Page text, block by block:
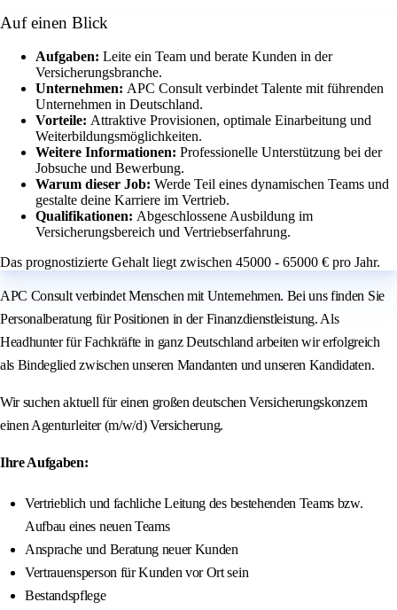
Auf einen Blick
Aufgaben: Leite ein Team und berate Kunden in der
Versicherungsbranche.
Unternehmen: APC Consult verbindet Talente mit führenden
Unternehmen in Deutschland.
Vorteile: Attraktive Provisionen, optimale Einarbeitung und
Weiterbildungsmöglichkeiten.
Weitere Informationen: Professionelle Unterstützung bei der
Jobsuche und Bewerbung.
Warum dieser Job: Werde Teil eines dynamischen Teams und
gestalte deine Karriere im Vertrieb.
Qualifikationen: Abgeschlossene Ausbildung im
Versicherungsbereich und Vertriebserfahrung.
Das prognostizierte Gehalt liegt zwischen 45000 - 65000 € pro Jahr.
APC Consult verbindet Menschen mit Unternehmen. Bei uns finden Sie
Personalberatung für Positionen in der Finanzdienstleistung. Als
Headhunter für Fachkräfte in ganz Deutschland arbeiten wir erfolgreich
als Bindeglied zwischen unseren Mandanten und unseren Kandidaten.
Wir suchen aktuell für einen großen deutschen Versicherungskonzern
einen Agenturleiter (m/w/d) Versicherung.
Ihre Aufgaben:
Vertrieblich und fachliche Leitung des bestehenden Teams bzw.
Aufbau eines neuen Teams
Ansprache und Beratung neuer Kunden
Vertrauensperson für Kunden vor Ort sein
Bestandspflege